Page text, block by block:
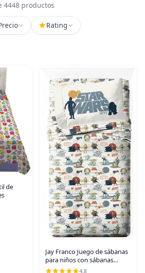
4448 productos
Rating
de
Jay Franco Juego de sábanas
para niños con sábanas
bajeras, planas y funda de
4.8